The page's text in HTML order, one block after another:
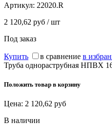
Артикул: 22020.R
2 120,62 руб / шт
Под заказ
Купить в сравнение в
Труба однораструбная НПВХ
Положить товар в корзину
Цена: 2 120,62 руб
В наличии